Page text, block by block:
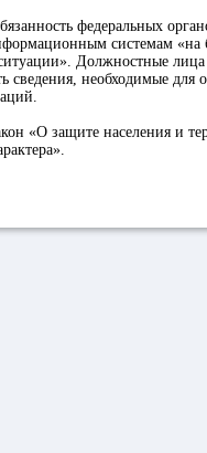
федеральных
системам «на
Должностные
сведения, необходимые для
«О защите населения и